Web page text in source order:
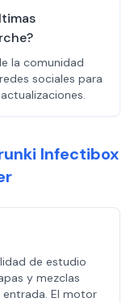
la comunidad
sociales para
Infectibox
de estudio
y mezclas
El motor